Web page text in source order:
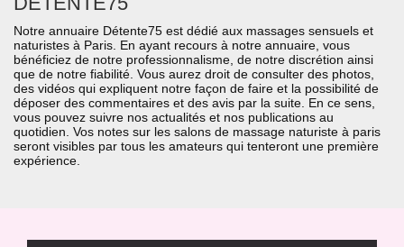
Notre annuaire Détente75 est dédié aux massages sensuels et
naturistes à Paris. En ayant recours à notre annuaire, vous
bénéficiez de notre professionnalisme, de notre discrétion ainsi
que de notre fiabilité. Vous aurez droit de consulter des photos,
des vidéos qui expliquent notre façon de faire et la possibilité de
déposer des commentaires et des avis par la suite. En ce sens,
vous pouvez suivre nos actualités et nos publications au
quotidien. Vos notes sur les salons de massage naturiste à paris
seront visibles par tous les amateurs qui tenteront une première
expérience.